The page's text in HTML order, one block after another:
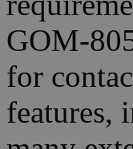
GOM-
for
features,